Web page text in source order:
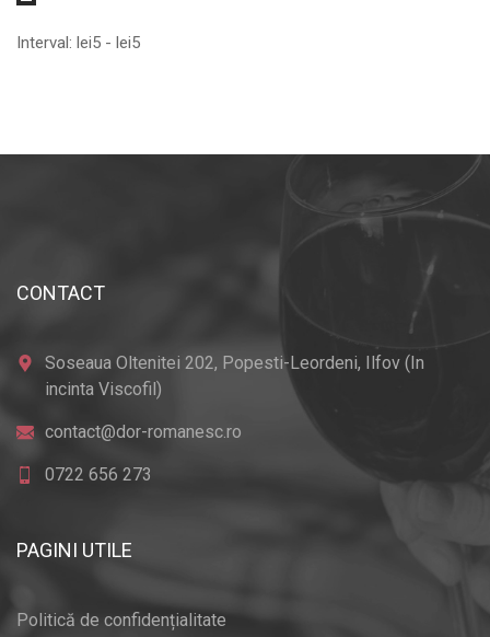
Interval: lei5 - lei5
CONTACT
Soseaua Oltenitei 202, Popesti-Leordeni, Ilfov (In
incinta Viscofil)
contact@dor-romanesc.ro
0722 656 273
PAGINI UTILE
Politică de confidențialitate